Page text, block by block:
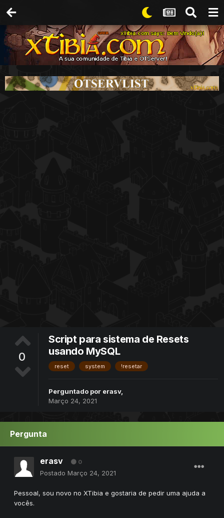
0
Script para sistema de Resets
usando MySQL
reset system !resetar
Perguntado por erasv,
Março 24, 2021
Pergunta
erasv 0
Postado Março 24, 2021
Pessoal, sou novo no XTibia e gostaria de pedir uma ajuda a
vocês.